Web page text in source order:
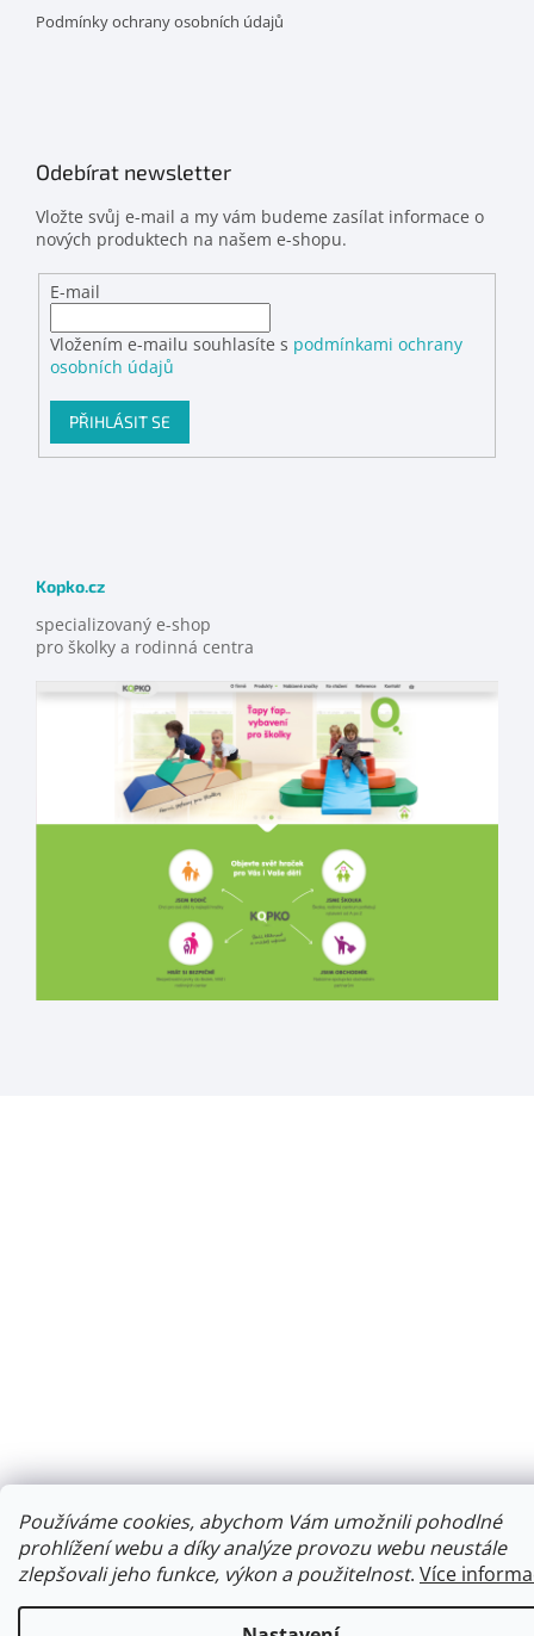
Používáme cookies, abychom Vám umožnili pohodlné
prohlížení webu a díky analýze provozu webu neustále
zlepšovali jeho funkce, výkon a použitelnost. Více
Podmínky ochrany osobních údajů
Odebírat newsletter
Vložte svůj e-mail a my vám budeme zasílat informace o
nových produktech na našem e-shopu.
E-mail
Vložením e-mailu souhlasíte s podmínkami ochrany
osobních údajů
PŘIHLÁSIT SE
Kopko.cz
specializovaný e-shop
pro školky a rodinná centra